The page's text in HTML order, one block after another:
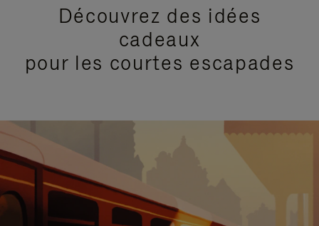
Découvrez des idées
cadeaux
pour les courtes escapades